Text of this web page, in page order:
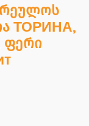
ТОРИНА,
ფერი